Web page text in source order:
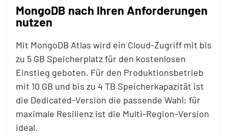
MongoDB nach Ihren Anforderungen
nutzen
Mit MongoDB Atlas wird ein Cloud-Zugriff mit bis
zu 5 GB Speicherplatz für den kostenlosen
Einstieg geboten. Für den Produktionsbetrieb
mit 10 GB und bis zu 4 TB Speicherkapazität ist
die Dedicated-Version die passende Wahl; für
maximale Resilienz ist die Multi-Region-Version
ideal.